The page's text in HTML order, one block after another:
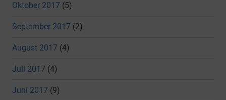
Oktober 2017 (5)
September 2017 (2)
August 2017 (4)
Juli 2017 (4)
Juni 2017 (9)